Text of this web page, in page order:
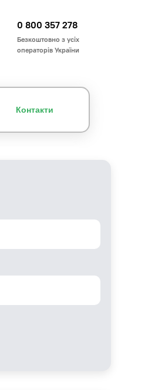
Контакти
0 800 357 278
Безкоштовно з усіх
операторів України